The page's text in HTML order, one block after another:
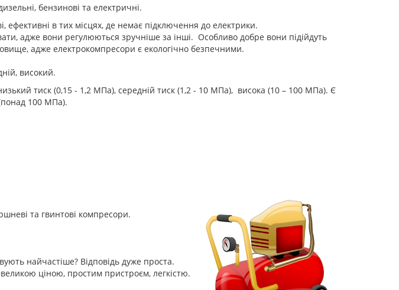
бензинові та електричні.
в тих місцях, де немає підключення до електрики.
адже вони регулюються зручніше за інші. Особливо добре вони підійдуть
адже електрокомпресори є екологічно безпечними.
високий.
тиск (0,15 - 1,2 МПа), середній тиск (1,2 - 10 МПа), висока (10 – 100 МПа). Є
100 МПа).
та гвинтові компресори.
найчастіше? Відповідь дуже проста.
ціною, простим пристроєм, легкістю.